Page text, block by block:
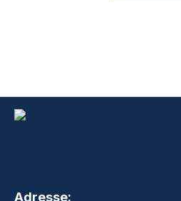
Adresse: